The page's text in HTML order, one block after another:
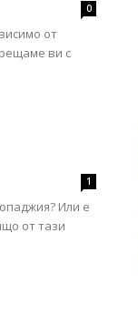
0
от
ви с
1
Или е
от тази